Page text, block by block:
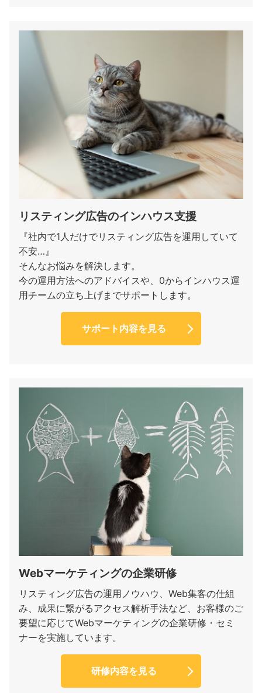
リスティング広告のインハウス支援
『社内で1人だけでリスティング広告を運用していて
不安…』
そんなお悩みを解決します。
今の運用方法へのアドバイスや、0からインハウス運
用チームの立ち上げまでサポートします。
サポート内容を見る
Webマーケティングの企業研修
リスティング広告の運用ノウハウ、Web集客の仕組
み、成果に繋がるアクセス解析手法など、お客様のご
要望に応じてWebマーケティングの企業研修・セミ
ナーを実施しています。
研修内容を見る